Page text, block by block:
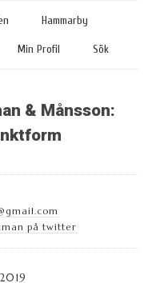
Hammarby
Min Profil Sök
& Månsson:
på twitter